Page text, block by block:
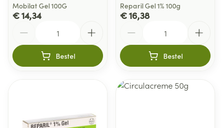
Mobilat Gel 100G
€ 14,34
Bestel
Reparil Gel 1% 100g
€ 16,38
Bestel